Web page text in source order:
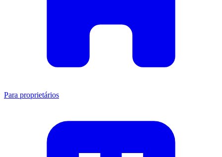
Para proprietários